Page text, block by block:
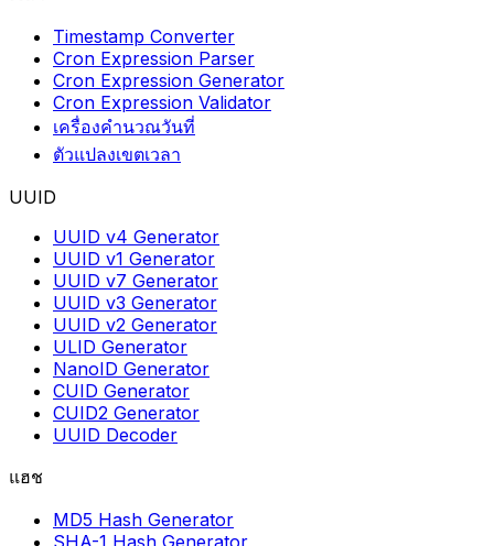
Timestamp Converter
Cron Expression Parser
Cron Expression Generator
Cron Expression Validator
เครื่องคำนวณวันที่
ตัวแปลงเขตเวลา
UUID
UUID v4 Generator
UUID v1 Generator
UUID v7 Generator
UUID v3 Generator
UUID v2 Generator
ULID Generator
NanoID Generator
CUID Generator
CUID2 Generator
UUID Decoder
แฮช
MD5 Hash Generator